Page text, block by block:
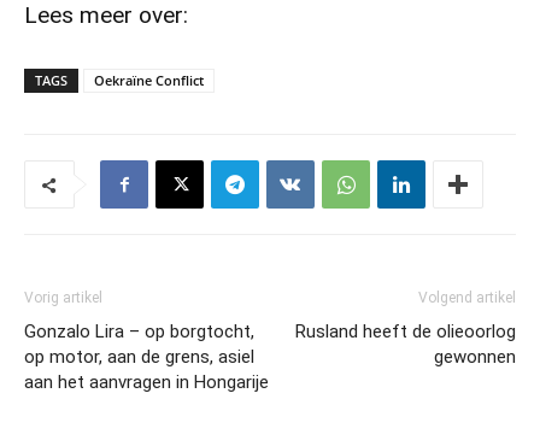
Lees meer over:
TAGS Oekraïne Conflict
Vorig artikel
Gonzalo Lira – op borgtocht,
op motor, aan de grens, asiel
aan het aanvragen in Hongarije
Volgend artikel
Rusland heeft de olieoorlog
gewonnen